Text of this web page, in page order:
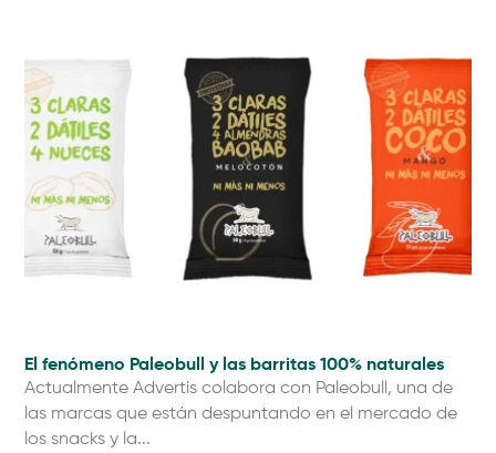
El fenómeno Paleobull y las barritas 100% naturales
Actualmente Advertis colabora con Paleobull, una de
las marcas que están despuntando en el mercado de
los snacks y la...